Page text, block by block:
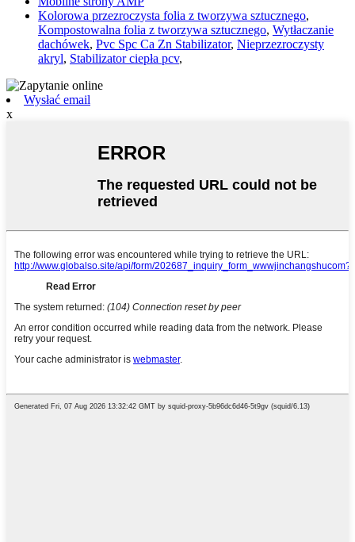
Kolorowa przezroczysta folia z tworzywa sztucznego,
Kompostowalna folia z tworzywa sztucznego, Wytłaczanie
dachówek, Pvc Spc Ca Zn Stabilizator, Nieprzezroczysty
akryl, Stabilizator ciepła pcv,
Wysłać email
x